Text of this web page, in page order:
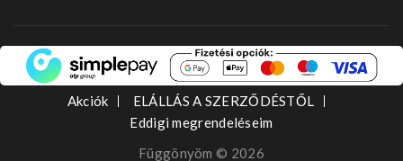
Akciók
ELÁLLÁS A SZERZŐDÉSTŐL
Eddigi megrendeléseim
Függönyöm © 2026